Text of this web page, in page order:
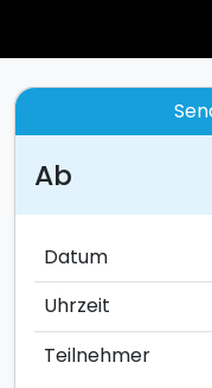
Ab
Datum
Uhrzeit
Teilnehmer